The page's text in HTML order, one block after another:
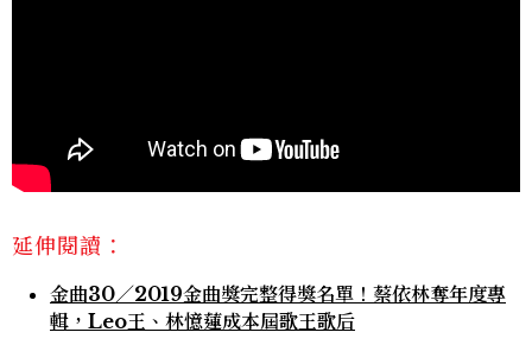
延伸閱讀：
金曲30／2019金曲獎完整得獎名單！蔡依林奪年度專
輯，Leo王、林憶蓮成本屆歌王歌后